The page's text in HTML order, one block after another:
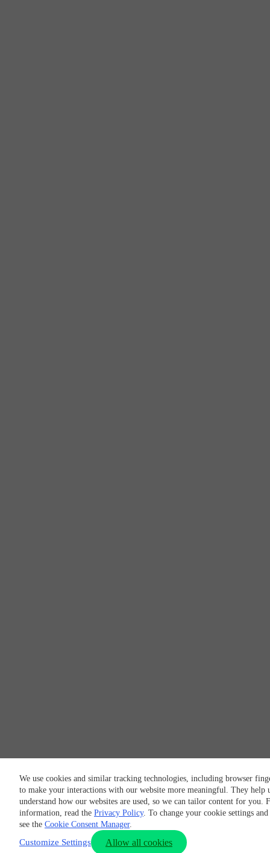
We use cookies and similar tracking technologies, including browser
to make your interactions with our website more meaningful. They help
understand how our websites are used, so we can tailor content for you.
information, read the Privacy Policy. To change your cookie settings and
see the Cookie Consent Manager.
Customize Settings Allow all cookies